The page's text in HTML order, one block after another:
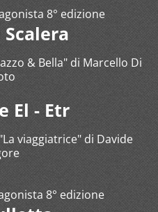
8° edizione
Scalera
& Bella" di Marcello Di
El - Etr
viaggiatrice" di Davide
8° edizione